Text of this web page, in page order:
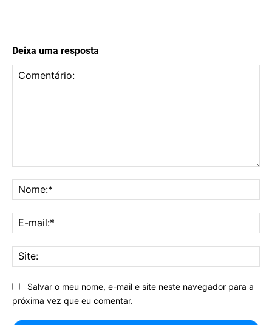
Deixa uma resposta
Salvar o meu nome, e-mail e site neste navegador para a
próxima vez que eu comentar.